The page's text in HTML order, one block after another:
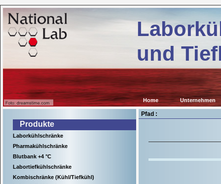
und
Home Unternehmen
Produkte
Laborkühlschränke
Pharmakühlschränke
Blutbank +4 °C
Labortiefkühlschränke
Kombischränke (Kühl/Tiefkühl)
Pfad :
Kühl-
und
Tiefkühlgeräte
für
wissenschaftliche
Einrichtungen,
Krankenhäuser
für
viele
Anwendungen
in
der